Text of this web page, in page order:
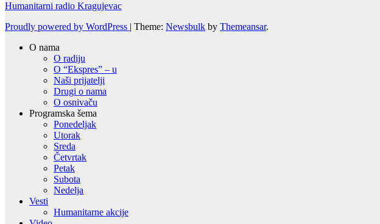
Humanitarni radio Kragujevac
Proudly powered by WordPress | Theme: Newsbulk by Themeansar.
O nama
O radiju
O “Ekspres” – u
Naši prijatelji
Drugi o nama
O osnivaču
Programska šema
Ponedeljak
Utorak
Sreda
Četvrtak
Petak
Subota
Nedelja
Vesti
Humanitarne akcije